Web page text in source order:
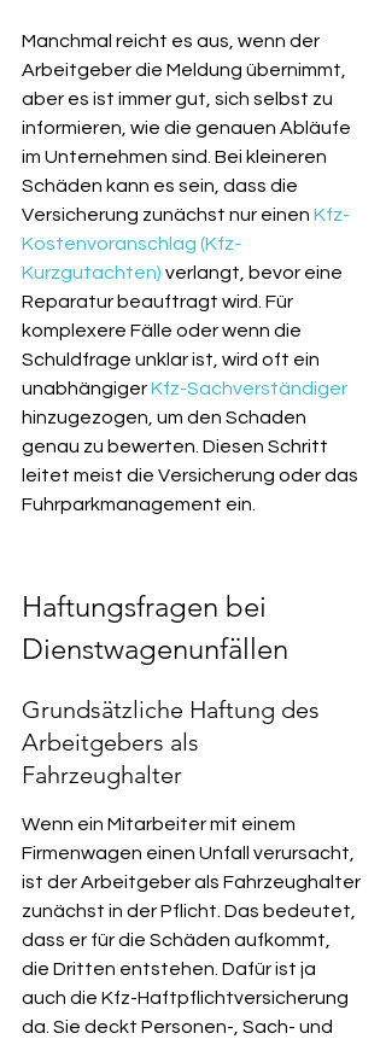
Manchmal reicht es aus, wenn der
Arbeitgeber die Meldung übernimmt,
aber es ist immer gut, sich selbst zu
informieren, wie die genauen Abläufe
im Unternehmen sind. Bei kleineren
Schäden kann es sein, dass die
Versicherung zunächst nur einen Kfz-
Kostenvoranschlag (Kfz-
Kurzgutachten) verlangt, bevor eine
Reparatur beauftragt wird. Für
komplexere Fälle oder wenn die
Schuldfrage unklar ist, wird oft ein
unabhängiger Kfz-Sachverständiger
hinzugezogen, um den Schaden
genau zu bewerten. Diesen Schritt
leitet meist die Versicherung oder das
Fuhrparkmanagement ein.
Haftungsfragen bei
Dienstwagenunfällen
Grundsätzliche Haftung des
Arbeitgebers als
Fahrzeughalter
Wenn ein Mitarbeiter mit einem
Firmenwagen einen Unfall verursacht,
ist der Arbeitgeber als Fahrzeughalter
zunächst in der Pflicht. Das bedeutet,
dass er für die Schäden aufkommt,
die Dritten entstehen. Dafür ist ja
auch die Kfz-Haftpflichtversicherung
da. Sie deckt Personen-, Sach- und